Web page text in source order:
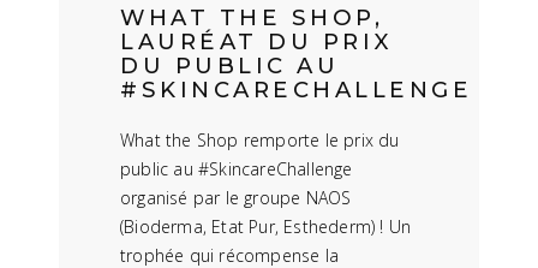
WHAT THE SHOP,
LAURÉAT DU PRIX
DU PUBLIC AU
#SKINCARECHALLENGE
What the Shop remporte le prix du
public au #SkincareChallenge
organisé par le groupe NAOS
(Bioderma, Etat Pur, Esthederm) ! Un
trophée qui récompense la